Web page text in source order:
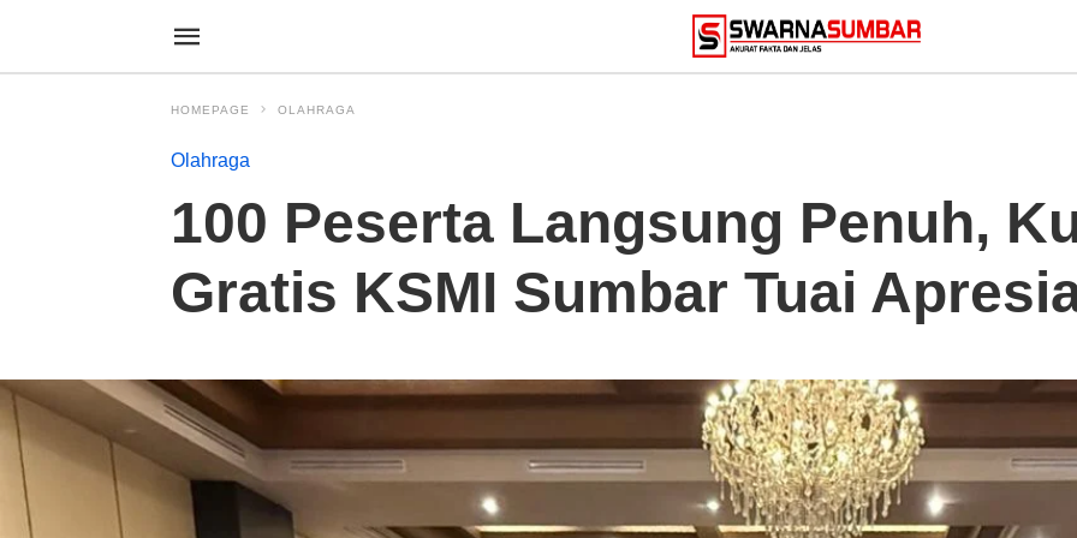
HOMEPAGE OLAHRAGA
Olahraga
100 Peserta Langsung Penuh,
Gratis KSMI Sumbar Tuai